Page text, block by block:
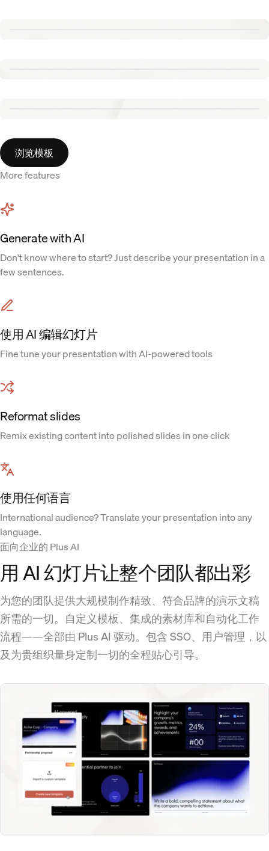
浏览模板
More features
Generate with AI
Don't know where to start? Just describe your presentation in a
few sentences.
使用 AI 编辑幻灯片
Fine tune your presentation with AI-powered tools
Reformat slides
Remix existing content into polished slides in one click
使用任何语言
International audience? Translate your presentation into any
language.
面向企业的 Plus AI
用 AI 幻灯片让整个团队都出彩
为您的团队提供大规模制作精致、符合品牌的演示文稿
所需的一切。自定义模板、集成的素材库和自动化工作
流程——全部由 Plus AI 驱动。包含 SSO、用户管理，以
及为贵组织量身定制一切的全程贴心引导。